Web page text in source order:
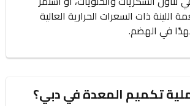
اللينة ذات السعرات الحرارية العالية
في الهضم.
تكميم المعدة في دبي؟